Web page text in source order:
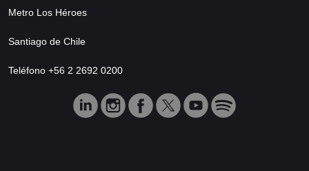
Metro Los Héroes
Santiago de Chile
Teléfono +56 2 2692 0200